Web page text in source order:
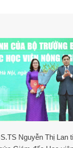
Nguyễn Thị Lan